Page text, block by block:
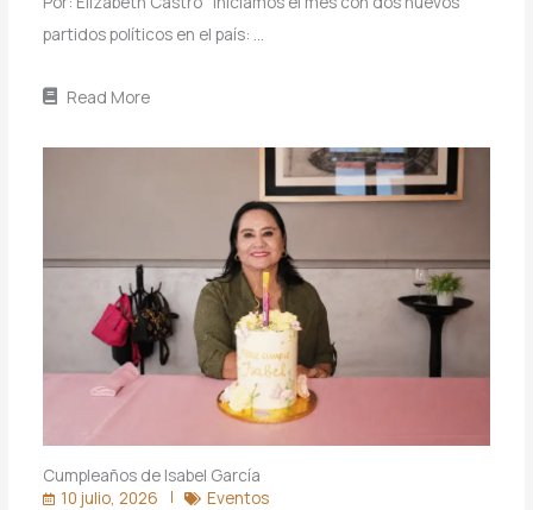
partidos políticos en el país: …
Read More
Cumpleaños de Isabel García
10 julio, 2026
Eventos